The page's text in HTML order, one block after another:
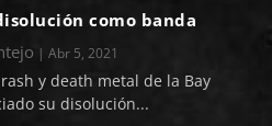
como banda
|Abr 5, 2021
y death metal de la Bay
su disolución...